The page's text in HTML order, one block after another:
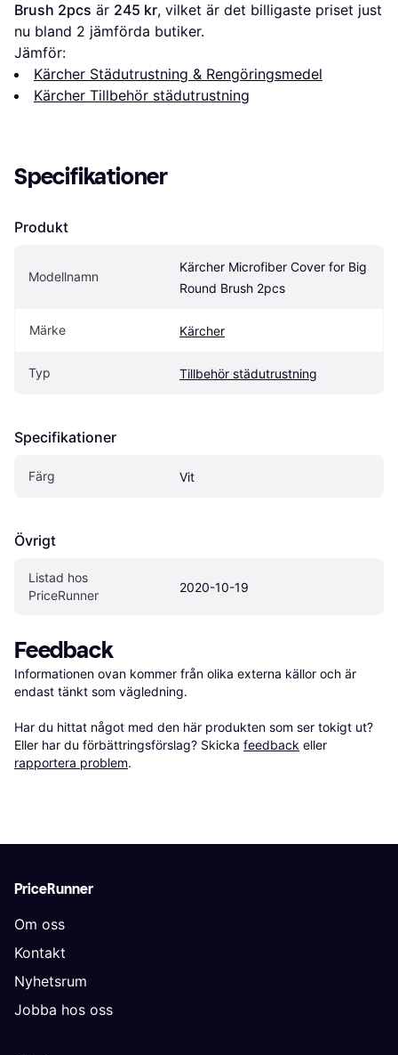
Brush 2pcs är 245 kr, vilket är det billigaste priset just
nu bland 2 jämförda butiker.
Jämför:
Kärcher Städutrustning & Rengöringsmedel
Kärcher Tillbehör städutrustning
Specifikationer
Produkt
Modellnamn
Kärcher Microfiber Cover for Big
Round Brush 2pcs
Märke Kärcher
Typ Tillbehör städutrustning
Specifikationer
Färg Vit
Övrigt
Listad hos
PriceRunner
2020-10-19
Feedback
Informationen ovan kommer från olika externa källor och är
endast tänkt som vägledning.
Har du hittat något med den här produkten som ser tokigt ut?
Eller har du förbättringsförslag? Skicka feedback eller
rapportera problem.
PriceRunner
Om oss
Kontakt
Nyhetsrum
Jobba hos oss